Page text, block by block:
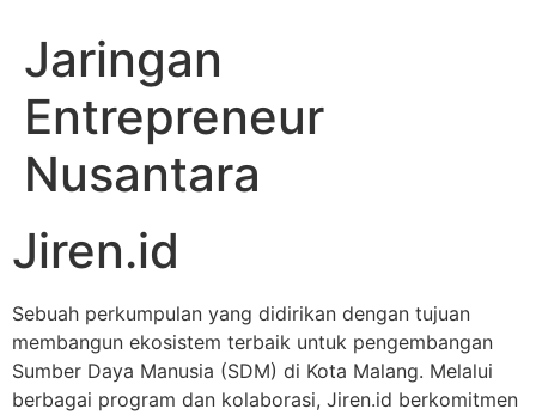
Jaringan
Entrepreneur
Nusantara
Jiren.id
Sebuah perkumpulan yang didirikan dengan tujuan
membangun ekosistem terbaik untuk pengembangan
Sumber Daya Manusia (SDM) di Kota Malang. Melalui
berbagai program dan kolaborasi, Jiren.id berkomitmen